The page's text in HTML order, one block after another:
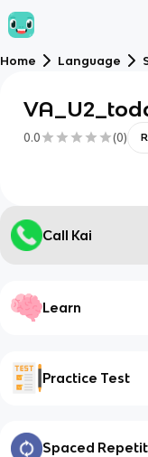
Home Language
0.0 (0)
Call Kai
Learn
Practice Test
Spaced